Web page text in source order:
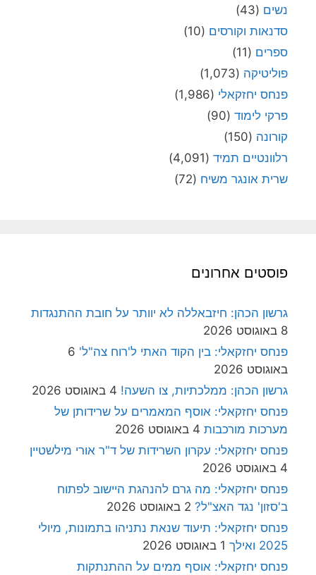
נשים (43)
סדנאות וקורסים (10)
ספרים (11)
פוליטיקה (1,073)
פנחס יחזקאלי (1,986)
פרקי לימוד (90)
קורונה (150)
רלוונטיים תמיד (4,091)
שרית אונגר משיח (72)
פוסטים אחרונים
גרשון הכהן: חיזבאללה לא יוותר על חובת ההתנגדות
8 באוגוסט 2026
פנחס יחזקאלי: בין הקוד האתי ל'רוח צה"ל' 6
באוגוסט 2026
גרשון הכהן: ממלכתיות, צו השעה! 4 באוגוסט 2026
פנחס יחזקאלי: אוסף המאמרים על שרידותן של
מערכות מורכבות 4 באוגוסט 2026
פנחס יחזקאלי: עקרון השרידות של ד"ר אורי מילשטיין
4 באוגוסט 2026
פנחס יחזקאלי: מה גרם להנהגת היישוב לפתוח
ב'סזון' נגד האצ"ל? 2 באוגוסט 2026
פנחס יחזקאלי: תיעוד שנאת נתניהו בתמונות, מיולי
2025 ואילך
1 באוגוסט 2026
פנחס יחזקאלי: אוסף ממים על ההתנתקות